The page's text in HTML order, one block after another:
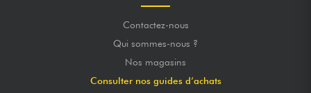
Contactez-nous
Qui sommes-nous ?
Nos magasins
Consulter nos guides d’achats